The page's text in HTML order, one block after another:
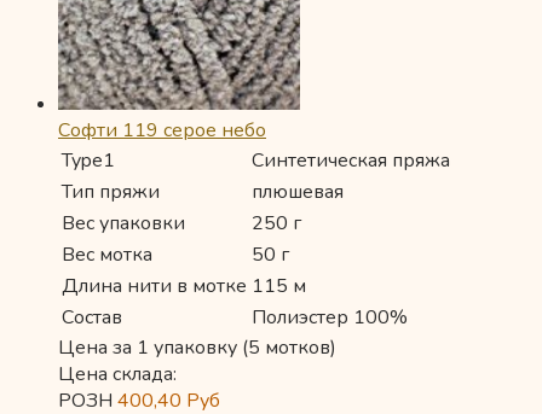
Софти 119 серое небо
Type1
Синтетическая пряжа
Тип пряжи
плюшевая
Вес упаковки
250 г
Вес мотка
50 г
Длина нити в мотке 115 м
Состав
Полиэстер 100%
Цена за 1 упаковку (5 мотков)
Цена склада:
РОЗН 400,40 Руб